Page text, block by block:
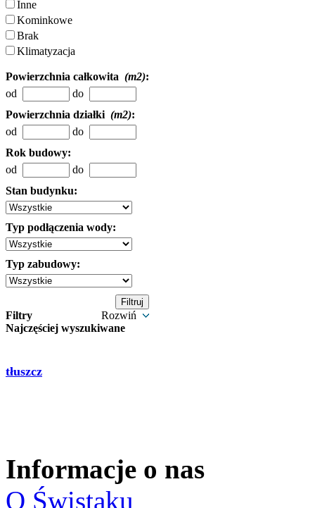
Inne
Kominkowe
Brak
Klimatyzacja
Powierzchnia całkowita (m2):
od
do
Powierzchnia działki (m2):
od
do
Rok budowy:
od
do
Stan budynku:
Typ podłączenia wody:
Typ zabudowy:
Filtry
Rozwiń
Najczęściej wyszukiwane
tłuszcz
Informacje o nas
O Świstaku